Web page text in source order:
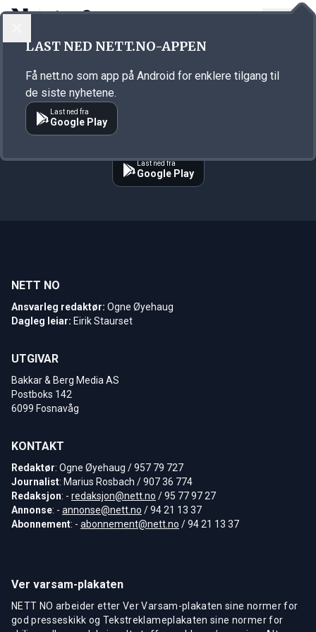
Ingen artikler funnet
Ingen artikler ble funnet med emnet"boligpriser"
Last ned fra
Google Play
NETT NO
Ansvarleg redaktør: Ogne Øyehaug
Dagleg leiar: Eirik Staurset
UTGIVAR
Bakkar & Berg Media AS
Postboks 142
6099 Fosnavåg
KONTAKT
Redaktør: Ogne Øyehaug / 957 79 727
Journalist: Marius Rosbach / 907 36 774
Redaksjon: - redaksjon@nett.no / 95 77 97 27
Annonse: - annonse@nett.no / 94 21 13 37
Abonnement: - abonnement@nett.no / 94 21 13 37
Ver varsam-plakaten
NETT NO arbeider etter Ver Varsam-plakaten sine normer for
god presseskikk og Tekstreklameplakaten sine normer for
LAST NED NETT.NO-APPEN
Få nett.no som app på Android for enklere tilgang til
de siste nyhetene.
Last ned fra
Google Play